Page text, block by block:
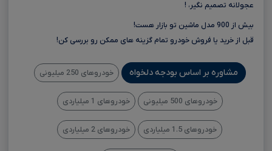
عجولانه تصمیم نگیر، !
بیش از 900 مدل ماشین تو بازار هست!
قبل از خرید یا فروش خودرو تمام گزینه های ممکن رو بررسی کن!
مشاوره بر اساس بودجه دلخواه خودروهای 250 میلیونی
خودروهای 500 میلیونی خودروهای 1 میلیاردی
خودروهای 1.5 میلیاردی خودروهای 2 میلیاردی